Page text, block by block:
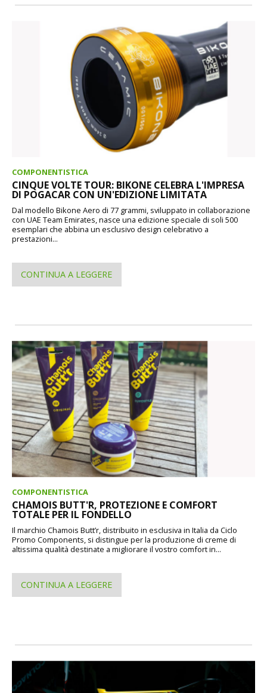
COMPONENTISTICA
CINQUE VOLTE TOUR: BIKONE CELEBRA L'IMPRESA
DI POGACAR CON UN'EDIZIONE LIMITATA
Dal modello Bikone Aero di 77 grammi, sviluppato in collaborazione
con UAE Team Emirates, nasce una edizione speciale di soli 500
esemplari che abbina un esclusivo design celebrativo a
prestazioni...
CONTINUA A LEGGERE
COMPONENTISTICA
CHAMOIS BUTT'R, PROTEZIONE E COMFORT
TOTALE PER IL FONDELLO
Il marchio Chamois Butt’r, distribuito in esclusiva in Italia da Ciclo
Promo Components, si distingue per la produzione di creme di
altissima qualità destinate a migliorare il vostro comfort in...
CONTINUA A LEGGERE